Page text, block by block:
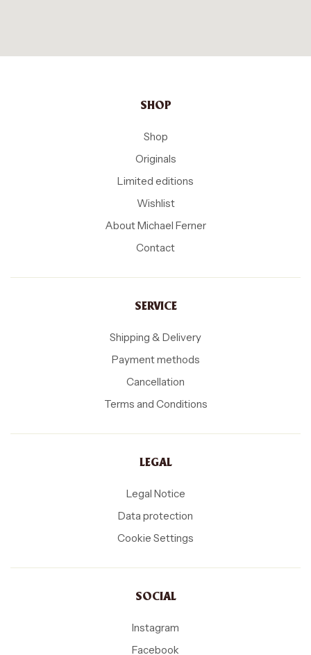
SHOP
Shop
Originals
Limited editions
Wishlist
About Michael Ferner
Contact
SERVICE
Shipping & Delivery
Payment methods
Cancellation
Terms and Conditions
LEGAL
Legal Notice
Data protection
Cookie Settings
SOCIAL
Instagram
Facebook